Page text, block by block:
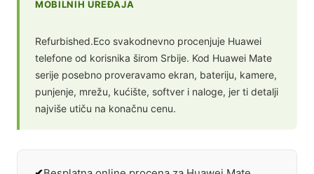
MOBILNIH UREĐAJA
Refurbished.Eco svakodnevno procenjuje Huawei
telefone od korisnika širom Srbije. Kod Huawei Mate
serije posebno proveravamo ekran, bateriju, kamere,
punjenje, mrežu, kućište, softver i naloge, jer ti detalji
najviše utiču na konačnu cenu.